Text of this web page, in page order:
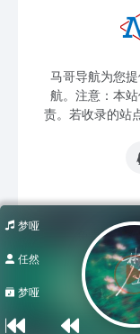
马哥导航为您
航。注意：本
责。若收录的站
免责声明
梦哑
任然
梦哑